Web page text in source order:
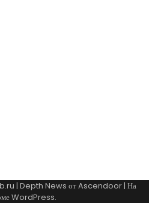
| Depth News отAscendoor | На
WordPress.